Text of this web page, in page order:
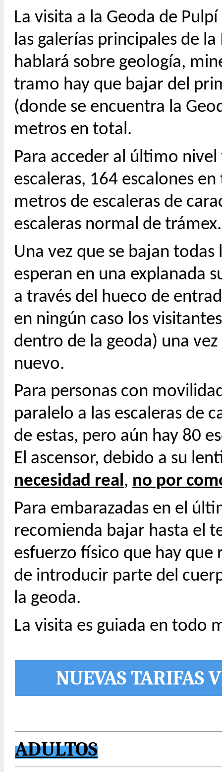
La visita a la Geoda de
las galerías principales de
hablará sobre geología,
tramo hay que bajar del
(donde se encuentra la
metros en total.
Para acceder al último
escaleras, 164 escalones
metros de escaleras de
escaleras normal de trámex.
Una vez que se bajan todas
esperan en una explanada
a través del hueco de
en ningún caso los
dentro de la geoda) una
nuevo.
Para personas con
paralelo a las escaleras de
de estas, pero aún hay 80
El ascensor, debido a su
necesidad real, no por
Para embarazadas en el
recomienda bajar hasta el
esfuerzo físico que hay
de introducir parte del
la geoda.
La visita es guiada en todo
NUEVAS TARIFAS
ADULTOS